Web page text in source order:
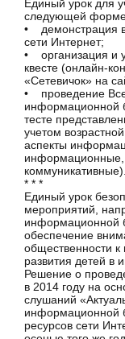
Единый урок для
следующей
• демонстрация
сети Интернет;
• организация и
квесте (онлайн-
«Сетевичок» на
• проведение
информационной
тесте
учетом
аспекты
информационные,
коммуникативные).
* * *
Единый урок
мероприятий,
информационной
обеспечение
общественности
развития детей в
Решение о
в 2014 году на
слушаний
информационной
ресурсов сети